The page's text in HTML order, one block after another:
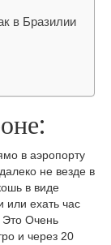
церковь
опыт
царицы
в Бразилии
в аэропорту
не везде в
в виде
или ехать час
Это Очень
и через 20